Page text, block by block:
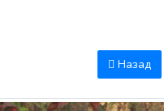
Назад